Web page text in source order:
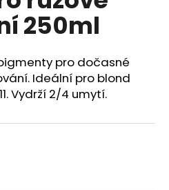
250ml
pro dočasné
Ideální pro blond
Vydrží 2/4 umytí.